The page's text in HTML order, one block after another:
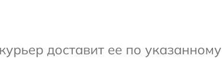
доставит ее по указанному